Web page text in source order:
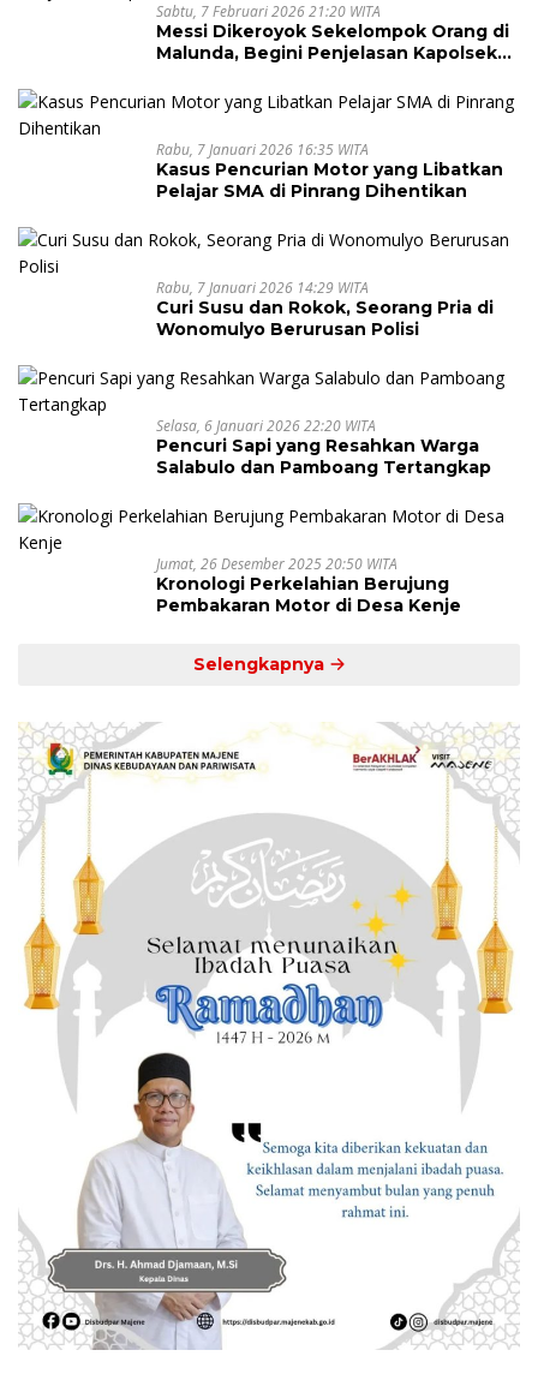
Sabtu, 7 Februari 2026 21:20 WITA
Messi Dikeroyok Sekelompok Orang di
Malunda, Begini Penjelasan Kapolsek
Rabu, 7 Januari 2026 16:35 WITA
Kasus Pencurian Motor yang Libatkan
Pelajar SMA di Pinrang Dihentikan
Rabu, 7 Januari 2026 14:29 WITA
Curi Susu dan Rokok, Seorang Pria di
Wonomulyo Berurusan Polisi
Selasa, 6 Januari 2026 22:20 WITA
Pencuri Sapi yang Resahkan Warga
Salabulo dan Pamboang Tertangkap
Jumat, 26 Desember 2025 20:50 WITA
Kronologi Perkelahian Berujung
Pembakaran Motor di Desa Kenje
Selengkapnya